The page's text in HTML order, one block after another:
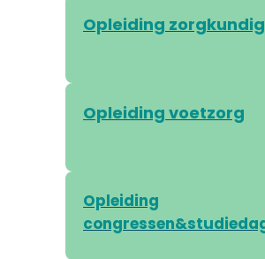
Opleiding
Opleiding voetzorg
Opleiding